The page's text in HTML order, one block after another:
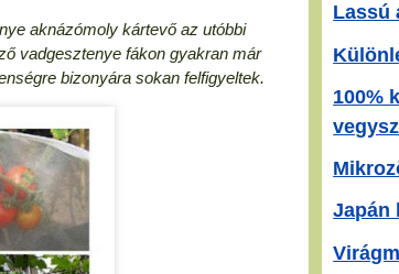
aknázómoly kártevő az utóbbi
vadgesztenye fákon gyakran már
bizonyára sokan felfigyeltek.
Lassú
100%
Japán